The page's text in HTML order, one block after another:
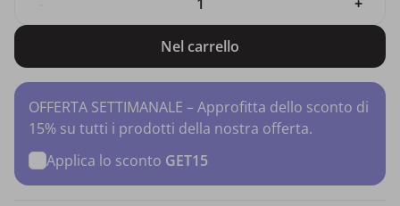
Nel carrello
OFFERTA SETTIMANALE – Approfitta dello sconto di
15% su tutti i prodotti della nostra offerta.
Applica lo sconto GET15